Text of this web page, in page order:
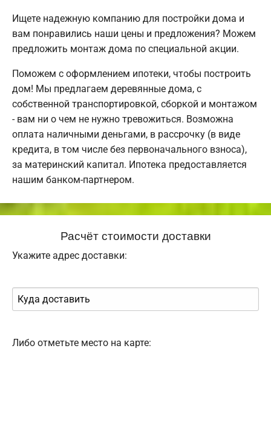
Ищете надежную компанию для постройки дома и
вам понравились наши цены и предложения? Можем
предложить монтаж дома по специальной акции.
Поможем с оформлением ипотеки, чтобы построить
дом! Мы предлагаем деревянные дома, с
собственной транспортировкой, сборкой и монтажом
- вам ни о чем не нужно тревожиться. Возможна
оплата наличными деньгами, в рассрочку (в виде
кредита, в том числе без первоначального взноса),
за материнский капитал. Ипотека предоставляется
нашим банком-партнером.
Расчёт стоимости доставки
Укажите адрес доставки:
Либо отметьте место на карте: